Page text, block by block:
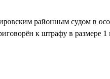
районным судом в
к штрафу в размере 1